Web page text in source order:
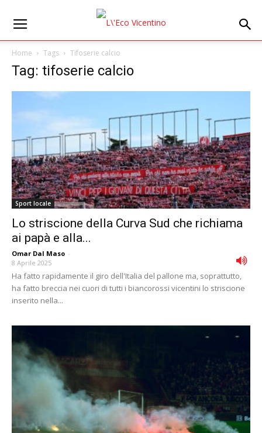
Home Tags Tifoserie calcio
Tag: tifoserie calcio
Sport locale
Lo striscione della Curva Sud che richiama
ai papà e alla...
Omar Dal Maso -
8 Aprile 2025
Ha fatto rapidamente il giro dell'Italia del pallone ma, soprattutto,
ha fatto breccia nei cuori di tutti i biancorossi vicentini lo striscione
inserito nella...